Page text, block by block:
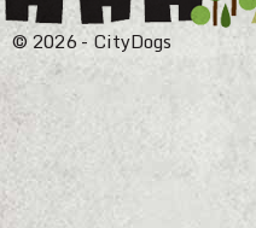
© 2026 - CityDogs